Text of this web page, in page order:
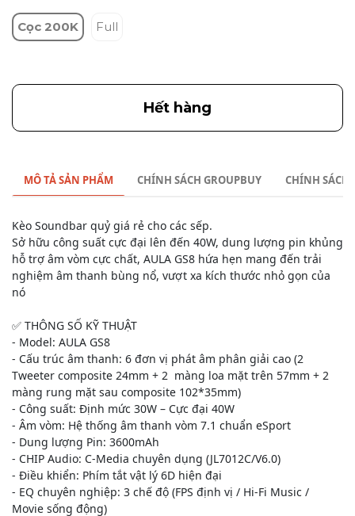
Cọc 200K Full
Hết hàng
MÔ TẢ SẢN PHẨM CHÍNH SÁCH GROUPBUY CHÍNH SÁCH
Kèo Soundbar quỷ giá rẻ cho các sếp.
Sở hữu công suất cực đại lên đến 40W, dung lượng pin khủng
hỗ trợ âm vòm cực chất, AULA GS8 hứa hẹn mang đến trải
nghiệm âm thanh bùng nổ, vượt xa kích thước nhỏ gọn của
nó
✅ THÔNG SỐ KỸ THUẬT
- Model: AULA GS8
- Cấu trúc âm thanh: 6 đơn vị phát âm phân giải cao (2
Tweeter composite 24mm + 2 màng loa mặt trên 57mm + 2
màng rung mặt sau composite 102*35mm)
- Công suất: Định mức 30W – Cực đại 40W
- Âm vòm: Hệ thống âm thanh vòm 7.1 chuẩn eSport
- Dung lượng Pin: 3600mAh
- CHIP Audio: C-Media chuyên dụng (JL7012C/V6.0)
- Điều khiển: Phím tắt vật lý 6D hiện đại
- EQ chuyên nghiệp: 3 chế độ (FPS định vị / Hi-Fi Music /
Movie sống động)